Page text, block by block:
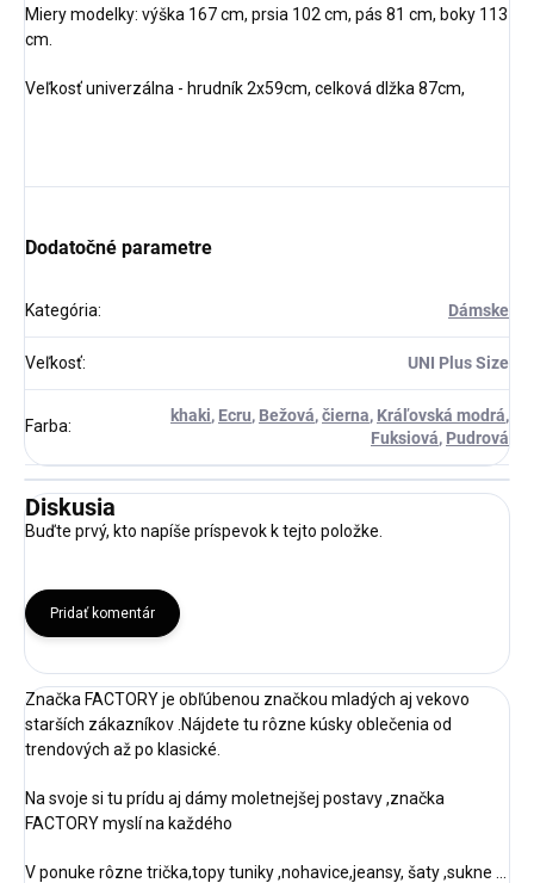
Miery modelky: výška 167 cm, prsia 102 cm, pás 81 cm, boky 113
cm.
Veľkosť univerzálna - hrudník 2x59cm, celková dlžka 87cm,
Dodatočné parametre
Kategória: Dámske
Veľkosť: UNI Plus Size
Farba:
khaki, Ecru, Bežová,čierna, Kráľovská modrá,
Fuksiová, Pudrová
Diskusia
Buďte prvý, kto napíše príspevok k tejto položke.
Pridať komentár
Značka FACTORY je obľúbenou značkou mladých aj vekovo
starších zákazníkov .Nájdete tu rôzne kúsky oblečenia od
trendových až po klasické.
Na svoje si tu prídu aj dámy moletnejšej postavy ,značka
FACTORY myslí na každého
V ponuke rôzne trička,topy tuniky ,nohavice,jeansy, šaty ,sukne ...